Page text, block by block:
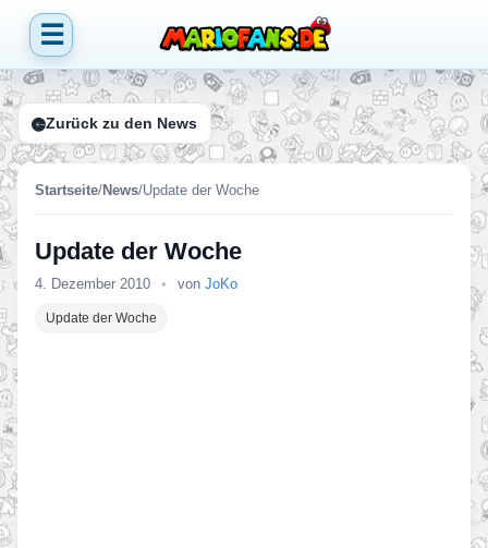
☰
Zurück zu den News
Startseite/News/Update der Woche
Update der Woche
4. Dezember 2010 • von JoKo
Update der Woche